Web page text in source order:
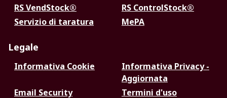
RS VendStock®
RS ControlStock®
Servizio di taratura
MePA
Legale
Informativa Cookie
Informativa Privacy -
Aggiornata
Email Security
Termini d'uso